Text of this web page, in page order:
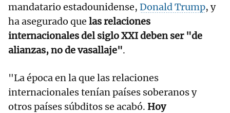
mandatario estadounidense, Donald Trump, y
ha asegurado que las relaciones
internacionales del siglo XXI deben ser "de
alianzas, no de vasallaje".
"La época en la que las relaciones
internacionales tenían países soberanos y
otros países súbditos se acabó. Hoy